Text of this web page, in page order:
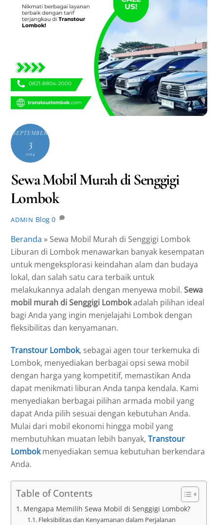
SEPTEMBER
3
2024
Sewa Mobil Murah di Senggigi
Lombok
ADMIN Blog 0
Beranda » Sewa Mobil Murah di Senggigi Lombok
Liburan di Lombok menawarkan banyak kesempatan
untuk mengeksplorasi keindahan alam dan budaya
lokal, dan salah satu cara terbaik untuk
melakukannya adalah dengan menyewa mobil.Sewa
mobil murah di Senggigi Lombokadalah pilihan ideal
bagi Anda yang ingin menjelajahi Lombok dengan
fleksibilitas dan kenyamanan.
Transtour Lombok, sebagai agen tour terkemuka di
Lombok, menyediakan berbagai opsi sewa mobil
dengan harga yang kompetitif, memastikan Anda
dapat menikmati liburan Anda tanpa kendala. Kami
menyediakan berbagai pilihan armada mobil yang
dapat Anda pilih sesuai dengan kebutuhan Anda.
Mulai dari mobil ekonomi hingga mobil yang
membutuhkan muatan lebih banyak,Transtour
Lombokmenyediakan semua kebutuhan berkendara
Anda.
Table of Contents
Mengapa Memilih Sewa Mobil di Senggigi Lombok?
Fleksibilitas dan Kenyamanan dalam Perjalanan